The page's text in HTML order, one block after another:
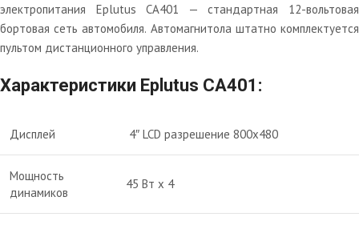
электропитания Eplutus CA401 — стандартная 12-вольтовая
бортовая сеть автомобиля. Автомагнитола штатно комплектуется
пультом дистанционного управления.
Характеристики Eplutus CA401:
Дисплей 4″ LCD разрешение 800х480
Мощность
динамиков
45 Вт х 4